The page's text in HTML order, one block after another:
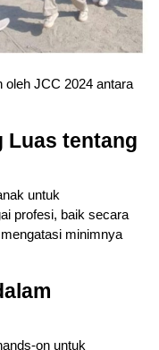
oleh JCC 2024 antara
Luas tentang
untuk
profesi, baik secara
minimnya
on untuk